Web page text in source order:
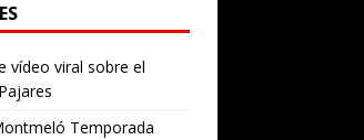
vídeo viral sobre el
Temporada